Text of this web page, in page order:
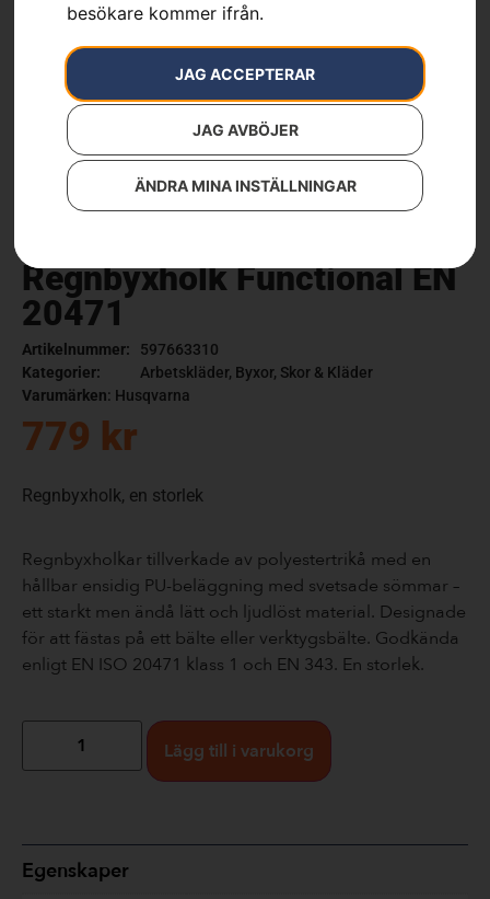
besökare kommer ifrån.
JAG ACCEPTERAR
JAG AVBÖJER
ÄNDRA MINA INSTÄLLNINGAR
Regnbyxholk Functional EN
20471
Artikelnummer:
597663310
Kategorier:
Arbetskläder, Byxor, Skor & Kläder
Varumärken: Husqvarna
779 kr
Regnbyxholk, en storlek
Regnbyxholkar tillverkade av polyestertrikå med en
hållbar ensidig PU-beläggning med svetsade sömmar –
ett starkt men ändå lätt och ljudlöst material. Designade
för att fästas på ett bälte eller verktygsbälte. Godkända
enligt EN ISO 20471 klass 1 och EN 343. En storlek.
Lägg till i varukorg
Egenskaper